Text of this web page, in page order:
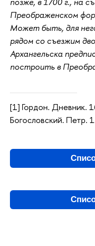
Преображенском
Может быть, для
рядом со съезжим
Архангельска
построить в
[1] Гордон. Дневник.
Богословский. Петр.